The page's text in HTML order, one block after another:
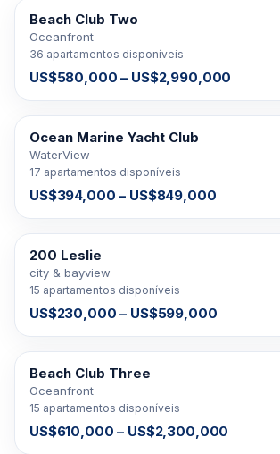
À VENDA
Beach Club Two
Oceanfront
36 apartamentos disponíveis
US$580,000 – US$2,990,000
À VENDA
Ocean Marine Yacht Club
WaterView
17 apartamentos disponíveis
US$394,000 – US$849,000
À VENDA
200 Leslie
city & bayview
15 apartamentos disponíveis
US$230,000 – US$599,000
À VENDA
Beach Club Three
Oceanfront
15 apartamentos disponíveis
US$610,000 – US$2,300,000